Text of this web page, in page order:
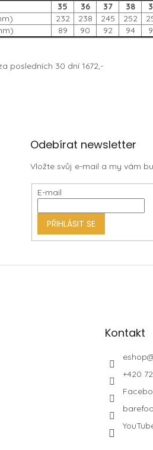
35 36 37 38
232 238 245 252
89 90 92 94
posledních 30 dní 1672,-
Odebírat newsletter
Vložte svůj e-mail a my vám
E-mail
PŘIHLÁSIT SE
Kontakt
eshop
+420